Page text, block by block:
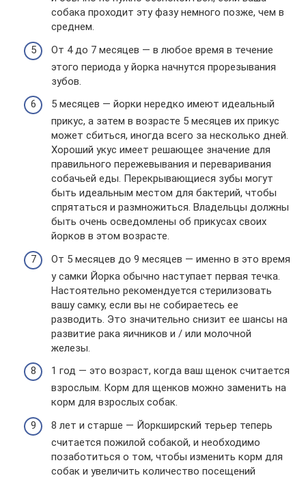
собака проходит эту фазу немного позже, чем в
среднем.
От 4 до 7 месяцев — в любое время в течение
этого периода у йорка начнутся прорезывания
зубов.
5 месяцев — йорки нередко имеют идеальный
прикус, а затем в возрасте 5 месяцев их прикус
может сбиться, иногда всего за несколько дней.
Хороший укус имеет решающее значение для
правильного пережевывания и переваривания
собачьей еды. Перекрывающиеся зубы могут
быть идеальным местом для бактерий, чтобы
спрятаться и размножиться. Владельцы должны
быть очень осведомлены об прикусах своих
йорков в этом возрасте.
От 5 месяцев до 9 месяцев — именно в это время
у самки Йорка обычно наступает первая течка.
Настоятельно рекомендуется стерилизовать
вашу самку, если вы не собираетесь ее
разводить. Это значительно снизит ее шансы на
развитие рака яичников и / или молочной
железы.
1 год — это возраст, когда ваш щенок считается
взрослым. Корм для щенков можно заменить на
корм для взрослых собак.
8 лет и старше — Йоркширский терьер теперь
считается пожилой собакой, и необходимо
позаботиться о том, чтобы изменить корм для
собак и увеличить количество посещений